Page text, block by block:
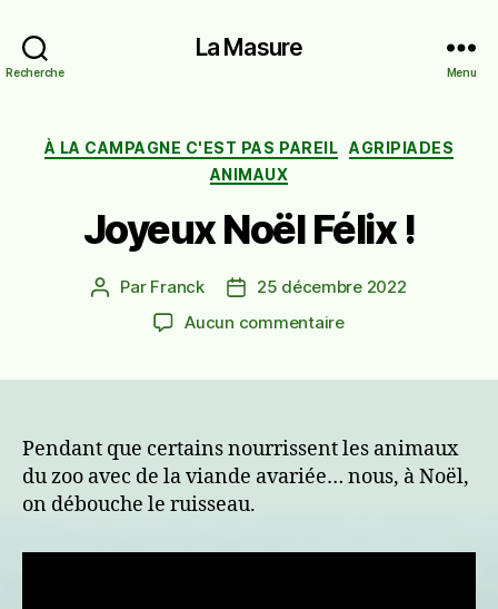
Recherche
La Masure
Menu
Catégories
À LA CAMPAGNE C'EST PAS PAREIL AGRIPIADES
ANIMAUX
Joyeux Noël Félix !
Auteur
Par Franck
Date25 décembre 2022
Aucun commentairesur
Pendant que certains nourrissent les animaux
du zoo avec de la viande avariée… nous, à Noël,
on débouche le ruisseau.